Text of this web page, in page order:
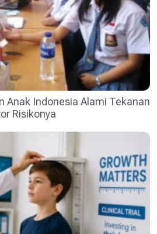
Anak Indonesia Alami Tekanan
Risikonya